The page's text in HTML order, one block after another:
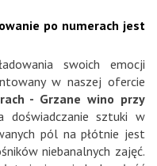
po numerach jest
swoich emocji
w naszej ofercie
- Grzane wino przy
sztuki w
pól na płótnie jest
niebanalnych zajęć.